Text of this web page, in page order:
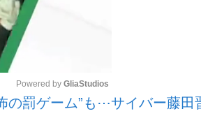
「90%は失敗する。でも…」本田圭佑が
Powered by GliaStudios
の罰ゲーム”も⋯サイバー藤田